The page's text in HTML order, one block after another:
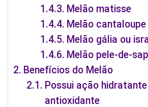
Melão matisse
Melão cantaloupe
Melão gália ou
Melão pele-de-
Benefícios do Melão
Possui ação
antioxidante